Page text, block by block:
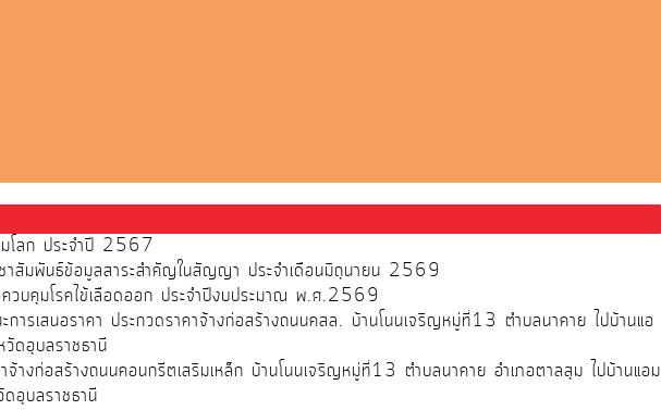
มโลก ประจำปี 2567
ชาสัมพันธ์ข้อมูลสาระสำคัญในสัญญา ประจำเดือนมิถุนายน 2569
วบคุมโรคไข้เลือดออก ประจำปีงบประมาณ พ.ศ.2569
การเสนอราคา ประกวดราคาจ้างก่อสร้างถนนคสล. บ้านโนนเจริญหมู่ที่13 ตำบลนาคาย ไปบ้านแอ
ดอุบลราชธานี
จ้างก่อสร้างถนนคอนกรีตเสริมเหล็ก บ้านโนนเจริญหมู่ที่13 ตำบลนาคาย อำเภอตาลสุม ไปบ้านแอม
อุบลราชธานี